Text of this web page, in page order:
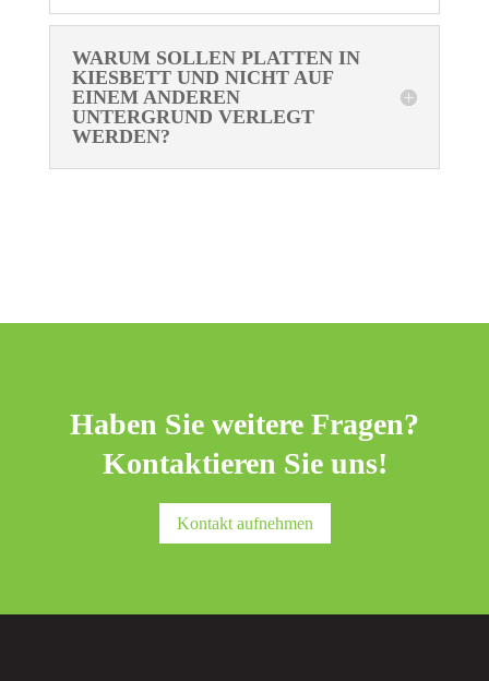
WARUM SOLLEN PLATTEN IN
KIESBETT UND NICHT AUF
EINEM ANDEREN
UNTERGRUND VERLEGT
WERDEN?
Haben Sie weitere Fragen?
Kontaktieren Sie uns!
Kontakt aufnehmen